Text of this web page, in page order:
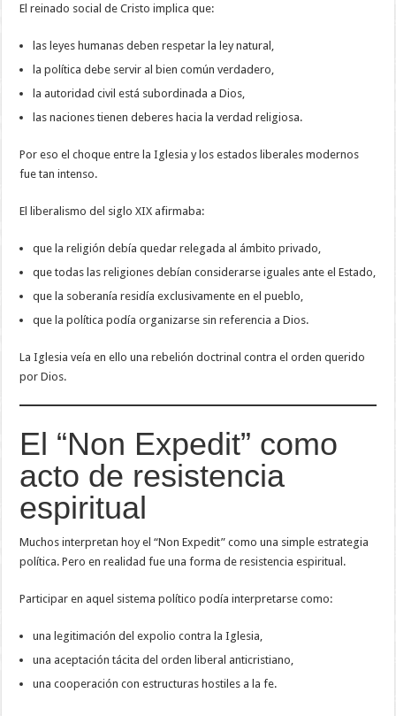
El reinado social de Cristo implica que:
las leyes humanas deben respetar la ley natural,
la política debe servir al bien común verdadero,
la autoridad civil está subordinada a Dios,
las naciones tienen deberes hacia la verdad religiosa.
Por eso el choque entre la Iglesia y los estados liberales modernos
fue tan intenso.
El liberalismo del siglo XIX afirmaba:
que la religión debía quedar relegada al ámbito privado,
que todas las religiones debían considerarse iguales ante el Estado,
que la soberanía residía exclusivamente en el pueblo,
que la política podía organizarse sin referencia a Dios.
La Iglesia veía en ello una rebelión doctrinal contra el orden querido
por Dios.
El “Non Expedit” como
acto de resistencia
espiritual
Muchos interpretan hoy el “Non Expedit” como una simple estrategia
política. Pero en realidad fue una forma de resistencia espiritual.
Participar en aquel sistema político podía interpretarse como:
una legitimación del expolio contra la Iglesia,
una aceptación tácita del orden liberal anticristiano,
una cooperación con estructuras hostiles a la fe.